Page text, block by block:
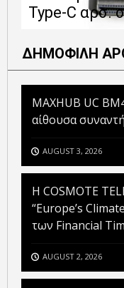
Type-C αρσ.
ΔΗΜΟΦΙΛΗ
MAXHUB UC
αίθουσα
AUGUST 3, 2026
Η COSMOTE
“Europe’s
των Financial
AUGUST 2, 2026